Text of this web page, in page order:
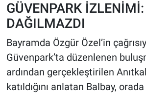
GÜVENPARK
DAĞILMAZDI
Bayramda Özgür Özel’in
Güvenpark’ta düzenlenen
ardından gerçekleştirilen
katıldığını anlatan Balbay,